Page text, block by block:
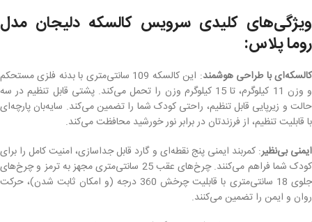
ویژگی‌های کلیدی سرویس کالسکه دلیجان مدل
روما پلاس:
کالسکه‌ای با طراحی هوشمند
: این کالسکه 109 سانتی‌متری با بدنه فلزی مستحکم
و وزن 11 کیلوگرم، تا 15 کیلوگرم وزن را تحمل می‌کند. پشتی قابل تنظیم در سه
حالت و زیرپایی قابل تنظیم، راحتی کودک شما را تضمین می‌کند. سایه‌بان پارچه‌ای
با قابلیت تنظیم، از فرزندتان در برابر نور خورشید محافظت می‌کند.
ایمنی بی‌نظیر: کمربند ایمنی پنج نقطه‌ای و گارد قابل جداسازی، امنیت کامل را برای
کودک شما فراهم می‌کنند. چرخ‌های عقب 25 سانتی‌متری مجهز به ترمز و چرخ‌های
جلوی 18 سانتی‌متری با قابلیت چرخش 360 درجه (و امکان ثابت شدن)، حرکت
روان و ایمن را تضمین می‌کنند.